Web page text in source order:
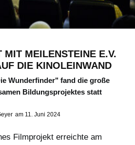
MIT MEILENSTEINE E.V.
DIE KINOLEINWAND
Wunderfinder" fand die große
Bildungsprojektes statt
am 11. Juni 2024
Filmprojekt erreichte am